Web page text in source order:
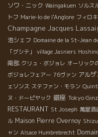
ソワ・ニック Waingakuen ソルス
トフ Marie-lo de l'Anglore フィロ
Champagne Jacques
池シェフ Domaine de la St-Jean
「グシテ」
village Jasniers
南部 クリュ・ボジョレ オーリック
ボジョレフェアー 76ヴァン アル
ェソンス ステファン・モラン
ヌ・ドーピヤック 銀座 Tokyo
RESTAURANT St Joseph 萬屋酒
ル Maison Pierre Overnoy
ャン Alsace Humbrebrecht